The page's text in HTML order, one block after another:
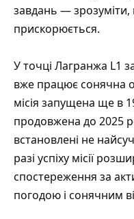
завдань — зрозуміти,
прискорюється.
У точці Лагранжа L1
вже працює сонячна
місія запущена ще в
продовжена до 2025
встановлені не
разі успіху місії
спостереження за
погодою і сонячним